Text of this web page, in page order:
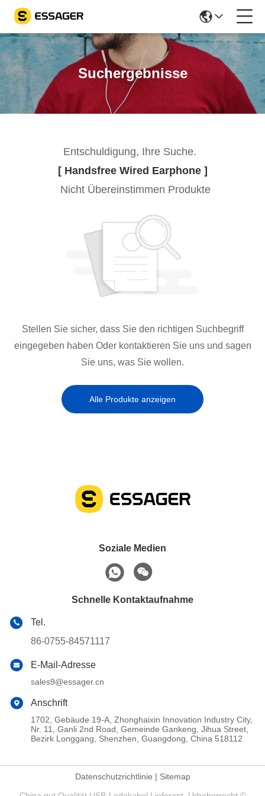
Suchergebnisse
Entschuldigung, Ihre Suche.
[ Handsfree Wired Earphone ]
Nicht Übereinstimmen Produkte
Stellen Sie sicher, dass Sie den richtigen Suchbegriff
eingegeben haben Oder kontaktieren Sie uns und sagen
Sie uns, was Sie wollen.
Alle Produkte anzeigen
Soziale Medien
Schnelle Kontaktaufnahme
Tel.
86-0755-84571117
E-Mail-Adresse
sales9@essager.cn
Anschrift
1702, Gebäude 19-A, Zhonghaixin Innovation Industry City,
Nr. 11, Ganli 2nd Road, Gemeinde Gankeng, Jihua Street,
Bezirk Longgang, Shenzhen, Guangdong, China 518112
Datenschutzrichtlinie | Sitemap